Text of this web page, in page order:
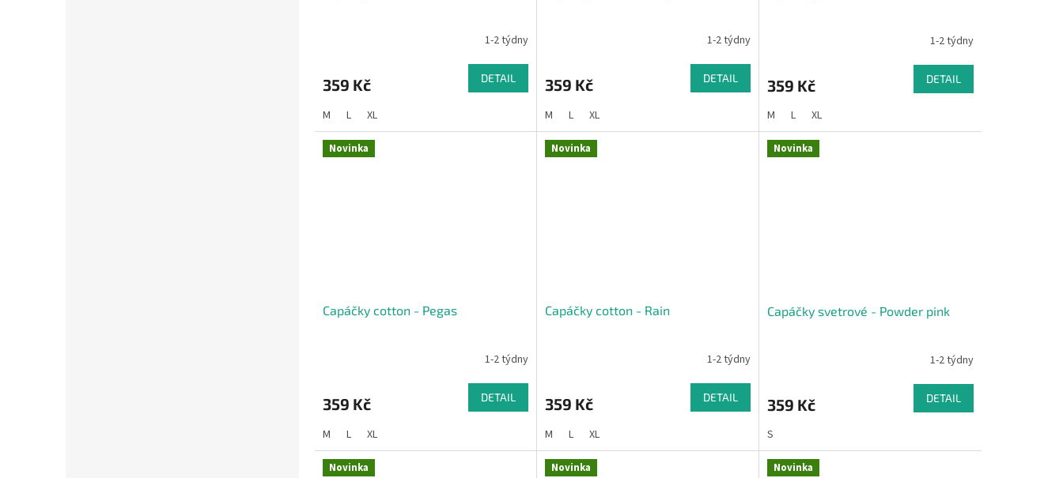
1-2 týdny
359 Kč DETAIL
M L XL
1-2 týdny
359 Kč DETAIL
M L XL
1-2 týdny
359 Kč DETAIL
M L XL
Novinka
Capáčky cotton - Pegas
1-2 týdny
359 Kč DETAIL
M L XL
Novinka
Capáčky cotton - Rain
1-2 týdny
359 Kč DETAIL
M L XL
Novinka
Capáčky svetrové - Powder pink
1-2 týdny
359 Kč DETAIL
S
Novinka Novinka Novinka